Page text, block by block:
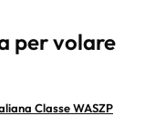
per volare
Classe WASZP